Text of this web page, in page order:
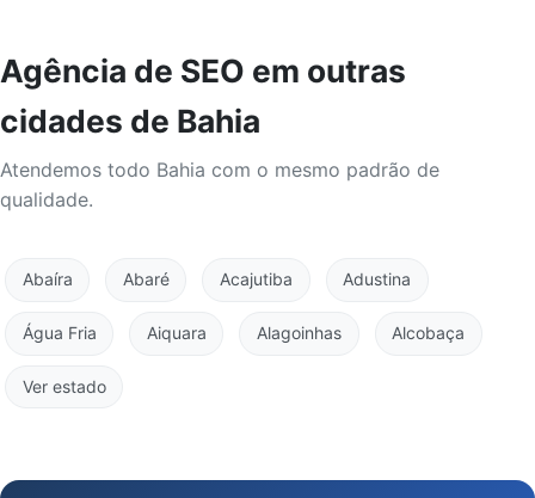
Agência de SEO em outras
cidades de Bahia
Atendemos todo Bahia com o mesmo padrão de
qualidade.
Abaíra Abaré Acajutiba Adustina
Água Fria Aiquara Alagoinhas Alcobaça
Ver estado